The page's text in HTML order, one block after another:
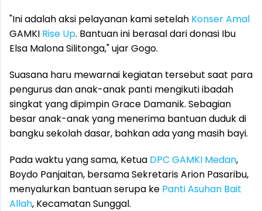
"Ini adalah aksi pelayanan kami setelah Konser Amal
GAMKI Rise Up. Bantuan ini berasal dari donasi Ibu
Elsa Malona Silitonga," ujar Gogo.
Suasana haru mewarnai kegiatan tersebut saat para
pengurus dan anak-anak panti mengikuti ibadah
singkat yang dipimpin Grace Damanik. Sebagian
besar anak-anak yang menerima bantuan duduk di
bangku sekolah dasar, bahkan ada yang masih bayi.
Pada waktu yang sama, Ketua DPC GAMKI Medan,
Boydo Panjaitan, bersama Sekretaris Arion Pasaribu,
menyalurkan bantuan serupa ke Panti Asuhan Bait
Allah, Kecamatan Sunggal.